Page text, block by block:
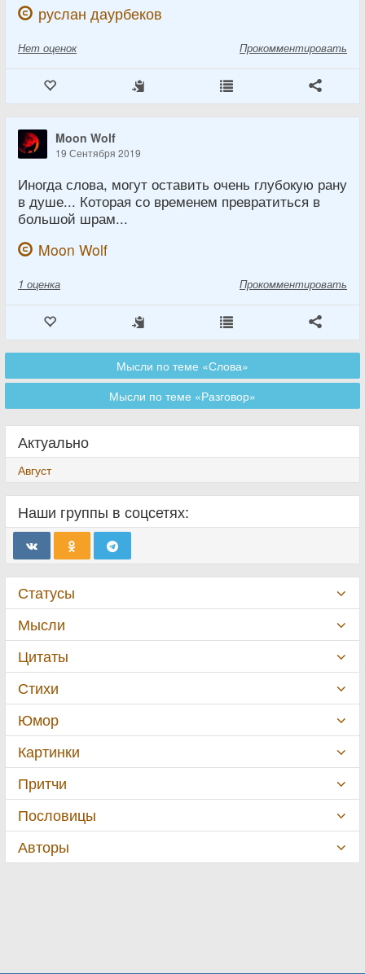
руслан даурбеков
Нет оценок Прокомментировать
Moon Wolf
19 Сентября 2019
Иногда слова, могут оставить очень глубокую рану
в душе... Которая со временем превратиться в
большой шрам...
Moon Wolf
1 оценка Прокомментировать
Мысли по теме «Слова»
Мысли по теме «Разговор»
Актуально
Август
Наши группы в соцсетях:
Статусы
Мысли
Цитаты
Стихи
Юмор
Картинки
Притчи
Пословицы
Авторы